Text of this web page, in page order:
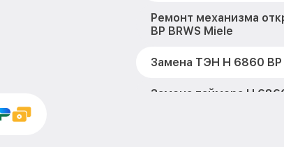
Ремонт механизма
BP BRWS Miele
Замена ТЭН H 6860 BP
Замена таймера H